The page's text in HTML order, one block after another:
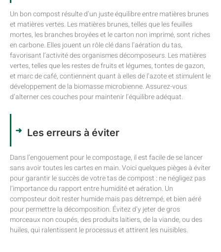
Un bon compost résulte d’un juste équilibre entre matières brunes
et matières vertes. Les matières brunes, telles que les feuilles
mortes, les branches broyées et le carton non imprimé, sont riches
en carbone. Elles jouent un rôle clé dans l’aération du tas,
favorisant l’activité des organismes décomposeurs. Les matières
vertes, telles que les restes de fruits et légumes, tontes de gazon,
et marc de café, contiennent quant à elles de l’azote et stimulent le
développement de la biomasse microbienne. Assurez-vous
d’alterner ces couches pour maintenir l’équilibre adéquat.
Les erreurs à éviter
Dans l’engouement pour le compostage, il est facile de se lancer
sans avoir toutes les cartes en main. Voici quelques pièges à éviter
pour garantir le succès de votre tas de compost : ne négligez pas
l’importance du rapport entre humidité et aération. Un
composteur doit rester humide mais pas détrempé, et bien aéré
pour permettre la décomposition. Évitez d’y jeter de gros
morceaux non coupés, des produits laitiers, de la viande, ou des
huiles, qui ralentissent le processus et attirent les nuisibles.